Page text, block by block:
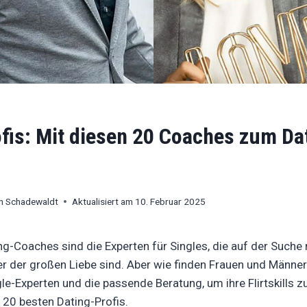
Niklas Becker und viele andere Coaches sind auf
Mit diesen 20 Coaches zum
Schadewaldt Aktualisiert am 10. Februar 2025
Coaches sind die Experten für Singles, die auf der Suche
der großen Liebe sind. Aber wie finden Frauen und
Experten und die passende Beratung, um ihre Flirtskills
besten Dating-Profis.